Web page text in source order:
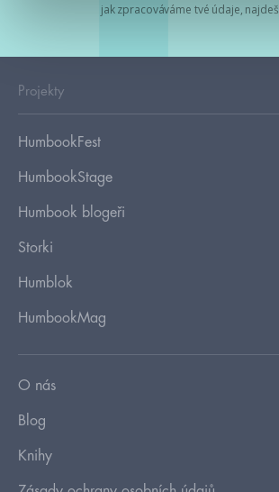
jak zpracováváme tvé údaje, najdeš
Projekty
HumbookFest
HumbookStage
Humbook blogeři
Storki
Humblok
HumbookMag
O nás
Blog
Knihy